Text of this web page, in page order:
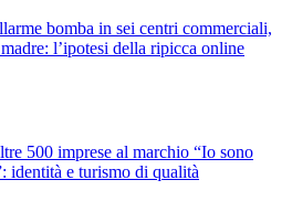
bomba in sei centri commerciali,
l’ipotesi della ripicca online
500 imprese al marchio “Io sono
identità e turismo di qualità